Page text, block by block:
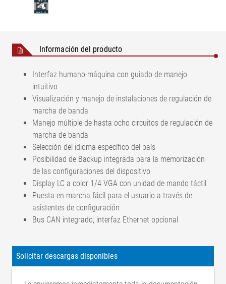
Información del producto
Interfaz humano-máquina con guiado de manejo
intuitivo
Visualización y manejo de instalaciones de regulación de
marcha de banda
Manejo múltiple de hasta ocho circuitos de regulación de
marcha de banda
Selección del idioma específico del país
Posibilidad de Backup integrada para la memorización
de las configuraciones del dispositivo
Display LC a color 1/4 VGA con unidad de mando táctil
Puesta en marcha fácil para el usuario a través de
asistentes de configuración
Bus CAN integrado, interfaz Ethernet opcional
Solicitar descargas disponibles